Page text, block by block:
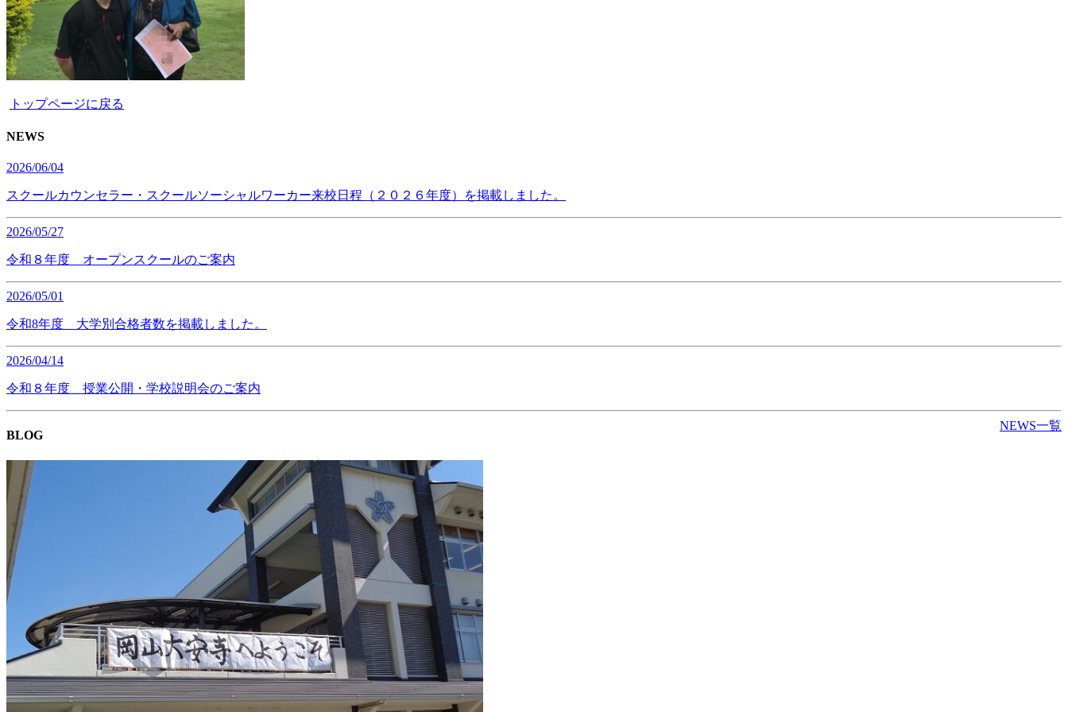
トップページに戻る
NEWS
2026/06/04
スクールカウンセラー・スクールソーシャルワーカー来校日程（２０２６年度）を掲載しました。
2026/05/27
令和８年度 オープンスクールのご案内
2026/05/01
令和8年度 大学別合格者数を掲載しました。
2026/04/14
令和８年度 授業公開・学校説明会のご案内
NEWS一覧
BLOG